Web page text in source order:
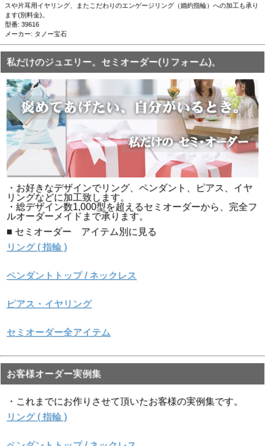
▲正面画像 蛍光性の画像です。黒い背景でブラックライ
トで撮影しました。
三角部分をクリックすると動画を再生できます。
▼各画像をクリックすると拡大画像をご覧頂けます ( 新し
いウィンドウが開きます ) 。
スや片耳用イヤリング、またこだわりのエンゲージリング（婚約指輪）への加工も承り
ます(別料金)。
型番: 39616
メーカー: タノー宝石
私だけのジュエリー。セミオーダー(リフォーム)。
・お好きなデザインでリング、ペンダント、ピアス、イヤ
リングなどに加工致します。
・総デザイン数1,000型を超えるセミオーダーから、完全フ
ルオーダーメイドまで承ります。
■ セミオーダー アイテム別に見る
リング ( 指輪 )
ペンダントトップ / ネックレス
ピアス・イヤリング
セミオーダー全アイテム
お客様オーダー実例集
・これまでにお作りさせて頂いたお客様の実例集です。
リング ( 指輪 )